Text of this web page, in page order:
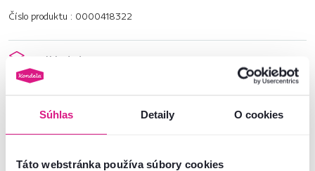
Súhlas Detaily O cookies
Táto webstránka používa súbory cookies
Číslo produktu : 0000418322
Základné parametre
Informácie o balení